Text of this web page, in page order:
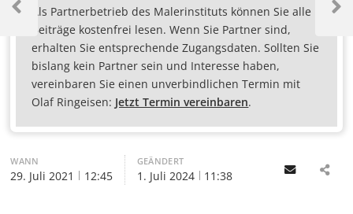
Als Partnerbetrieb des Malerinstituts können Sie alle
Beiträge kostenfrei lesen. Wenn Sie Partner sind,
erhalten Sie entsprechende Zugangsdaten. Sollten Sie
bislang kein Partner sein und Interesse haben,
vereinbaren Sie einen unverbindlichen Termin mit
Olaf Ringeisen: Jetzt Termin vereinbaren.
WANN
29. Juli 2021 12:45
GEÄNDERT
1. Juli 2024 11:38 Email